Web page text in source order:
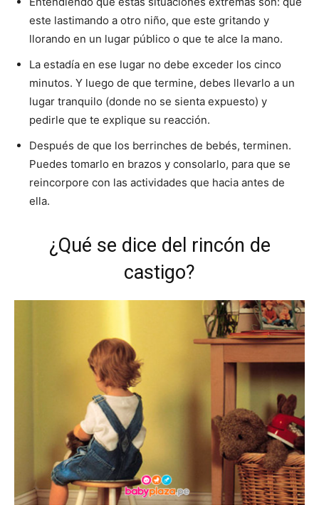
este lastimando a otro niño, que este gritando y
llorando en un lugar público o que te alce la mano.
La estadía en ese lugar no debe exceder los cinco
minutos. Y luego de que termine, debes llevarlo a un
lugar tranquilo (donde no se sienta expuesto) y
pedirle que te explique su reacción.
Después de que los berrinches de bebés, terminen.
Puedes tomarlo en brazos y consolarlo, para que se
reincorpore con las actividades que hacia antes de
ella.
¿Qué se dice del rincón de
castigo?